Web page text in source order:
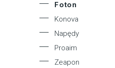
Foton
Konova
Napędy
Proaim
Zeapon